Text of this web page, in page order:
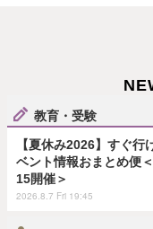
教育・受験
【夏休み2026】すぐ行
ベント情報おまとめ便
15開催＞
2026.8.7 Fri 19:45